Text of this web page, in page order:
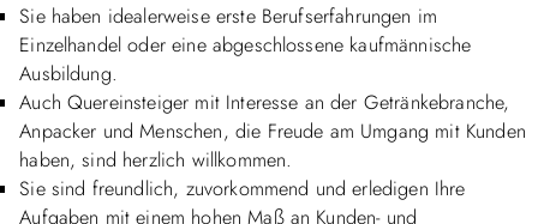
Sie haben idealerweise erste Berufserfahrungen im
Einzelhandel oder eine abgeschlossene kaufmännische
Ausbildung.
Auch Quereinsteiger mit Interesse an der Getränkebranche,
Anpacker und Menschen, die Freude am Umgang mit Kunden
haben, sind herzlich willkommen.
Sie sind freundlich, zuvorkommend und erledigen Ihre
Aufgaben mit einem hohen Maß an Kunden- und